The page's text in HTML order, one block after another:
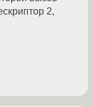
2,